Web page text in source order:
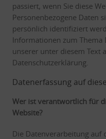
passiert, wenn Sie diese
Personenbezogene Daten
persönlich identifiziert
Informationen zum Thema
unserer unter diesem Text
Datenschutzerklärung.
Datenerfassung auf
Wer ist verantwortlich für
Website?
Die Datenverarbeitung auf